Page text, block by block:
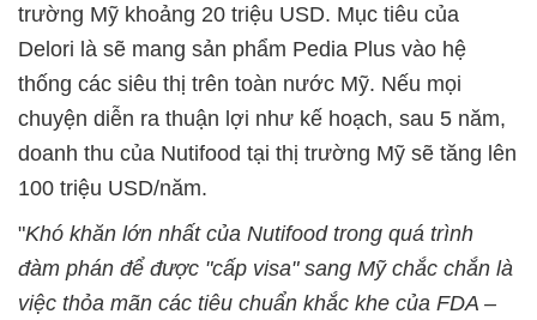
trường Mỹ khoảng 20 triệu USD. Mục tiêu của
Delori là sẽ mang sản phẩm Pedia Plus vào hệ
thống các siêu thị trên toàn nước Mỹ. Nếu mọi
chuyện diễn ra thuận lợi như kế hoạch, sau 5 năm,
doanh thu của Nutifood tại thị trường Mỹ sẽ tăng lên
100 triệu USD/năm.
"Khó khăn lớn nhất của Nutifood trong quá trình
đàm phán để được "cấp visa" sang Mỹ chắc chắn là
việc thỏa mãn các tiêu chuẩn khắc khe của FDA –